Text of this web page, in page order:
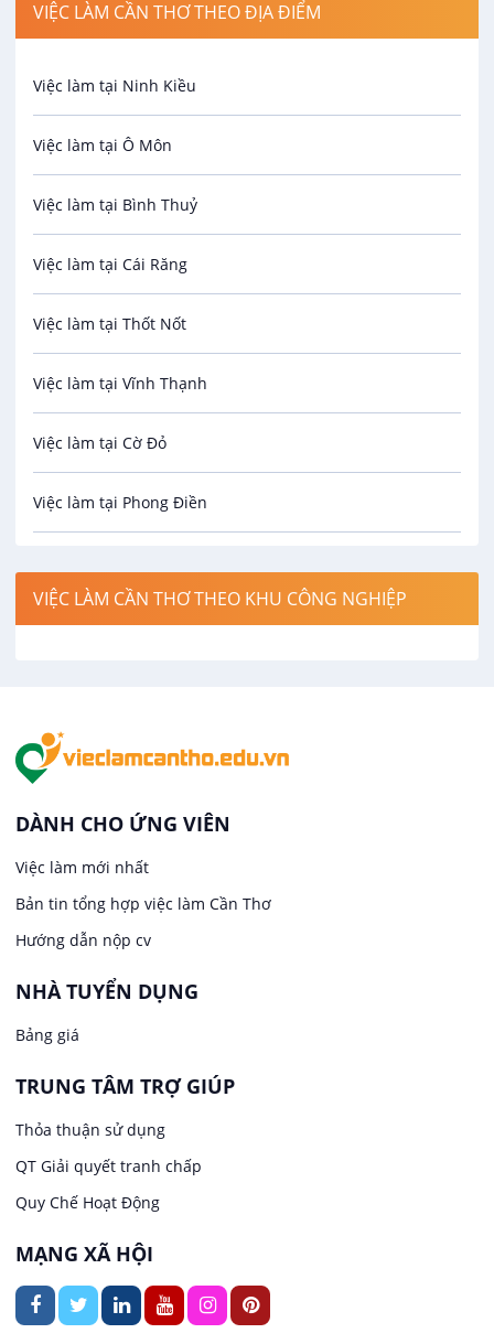
Spa
Bảo Vệ
An toàn lao động
Bảo hiểm
Biên phiên dịch
Bưu chính viễn thông
Cơ khí
Công nghệ sinh học
Công nghệ thực phẩm
Điện / Điện tử / Điện lạnh
Hàng hải / Hàng không
In ấn / Xuất bản
Kế toán
Lái xe
Lao Động Phổ Thông
Lễ tân
May mặc
Ngân hàng
Nhà hàng / Khách sạn
VIỆC LÀM CẦN THƠ THEO ĐỊA ĐIỂM
Việc làm tại Ninh Kiều
Việc làm tại Ô Môn
Việc làm tại Bình Thuỷ
Việc làm tại Cái Răng
Việc làm tại Thốt Nốt
Việc làm tại Vĩnh Thạnh
Việc làm tại Cờ Đỏ
Việc làm tại Phong Điền
Việc làm tại Cái Khế
Việc làm tại An Bình
Việc làm tại Long Tuyền
Việc làm tại Hưng Phú
Việc làm tại Phước Thới
Việc làm tại Thới Long
Việc làm tại Trung Nhất
Việc làm tại Thuận Hưng
Việc làm tại Vị Thanh
VIỆC LÀM CẦN THƠ THEO KHU CÔNG NGHIỆP
DÀNH CHO ỨNG VIÊN
Việc làm mới nhất
Bản tin tổng hợp việc làm Cần Thơ
Hướng dẫn nộp cv
NHÀ TUYỂN DỤNG
Bảng giá
TRUNG TÂM TRỢ GIÚP
Thỏa thuận sử dụng
QT Giải quyết tranh chấp
Quy Chế Hoạt Động
MẠNG XÃ HỘI